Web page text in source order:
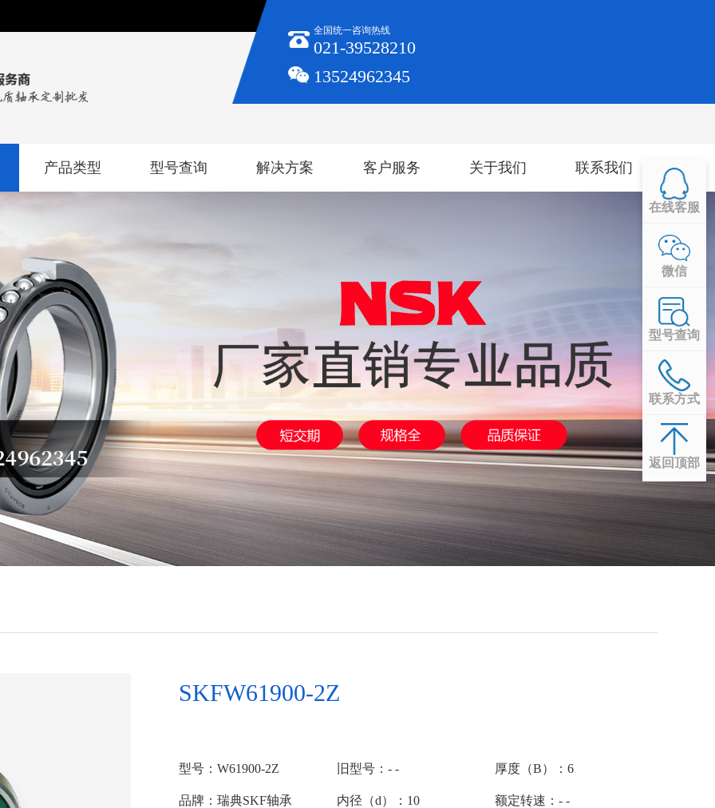
全国统一咨询热线
021-39528210
13524962345
产品类型 型号查询 解决方案 客户服务 关于我们 联系我们
SKFW61900-2Z
型号：W61900-2Z 旧型号：- - 厚度（B）：6
品牌：瑞典SKF轴承 内径（d）：10 额定转速：- -
在线客服
微信
型号查询
联系方式
返回顶部